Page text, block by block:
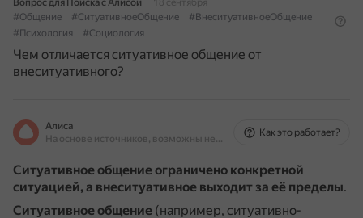
Вопрос для Поиска с Алисой
18 сентября
#Общение
#СитуативноеОбщение
#ВнеситуативноеОбщение
#Психология
#Социология
Чем отличается ситуативное общение от
внеситуативного?
Алиса
На основе источников, возможны неточности
Как это работает?
Ситуативное общение ограничено конкретной
ситуацией, а внеситуативное выходит за её пределы.
Ситуативное общение (например, ситуативно-